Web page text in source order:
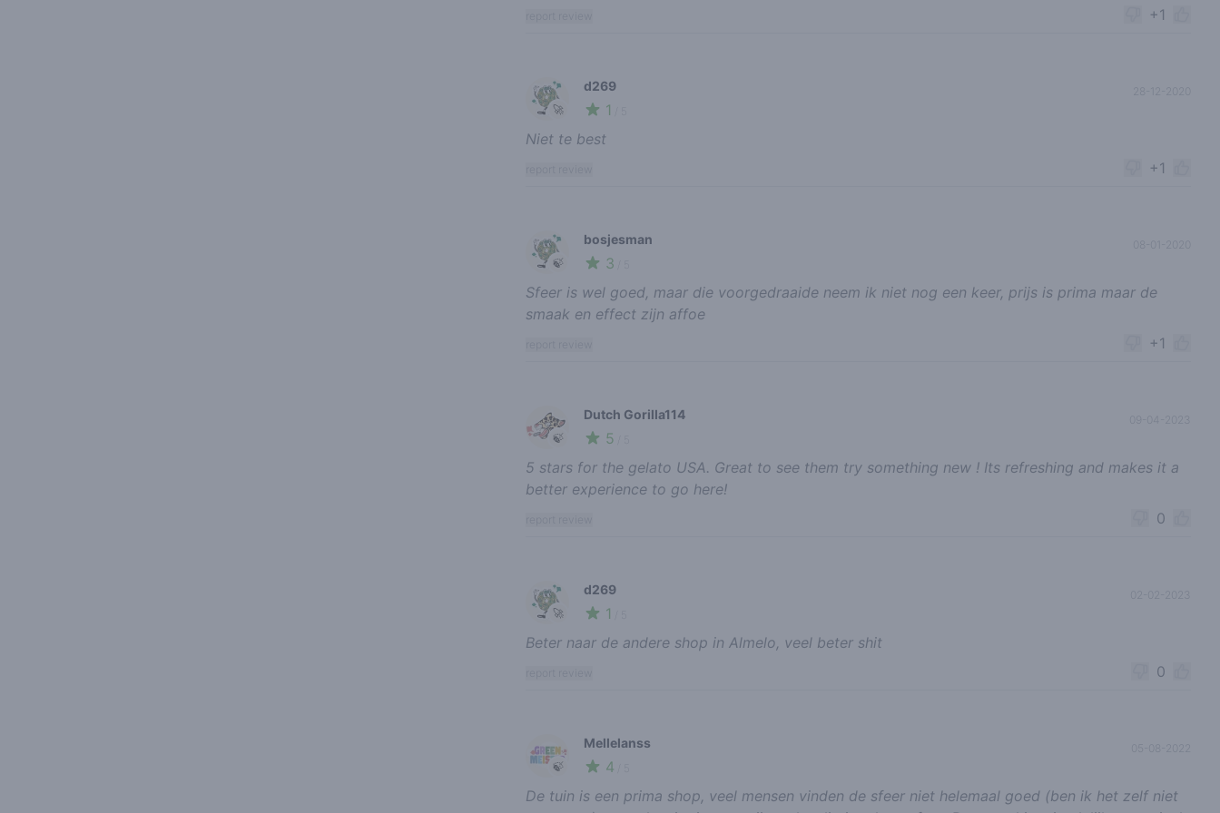
+1
🚀
d269
1
Niet te best
+1
🍃
bosjesman
3
Sfeer is wel goed, maar die voorgedraaide neem ik niet nog een keer, prijs is prima maar de
smaak en effect zijn affoe
+1
🍃
Dutch Gorilla114
5
09-04-2023
5 stars for the gelato USA. Great to see them try something new ! Its refreshing and makes it a
better experience to go here!
0
🚀
d269
1
02-02-2023
Beter naar de andere shop in Almelo, veel beter shit
0
🍃
Mellelanss
4
De tuin is een prima shop, veel mensen vinden de sfeer niet helemaal goed (ben ik het zelf niet